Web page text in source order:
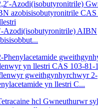
Azodi(isobutyronitrile) AIBN
gweithgynhyrchwyr 2-
yn llestri C...